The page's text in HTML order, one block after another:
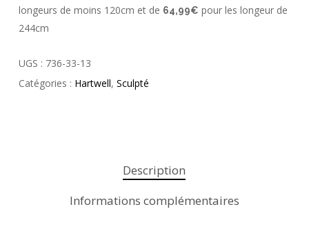
longeurs de moins 120cm et de 64,99€ pour les longeur de
244cm
UGS : 736-33-13
Catégories : Hartwell, Sculpté
Description
Informations complémentaires